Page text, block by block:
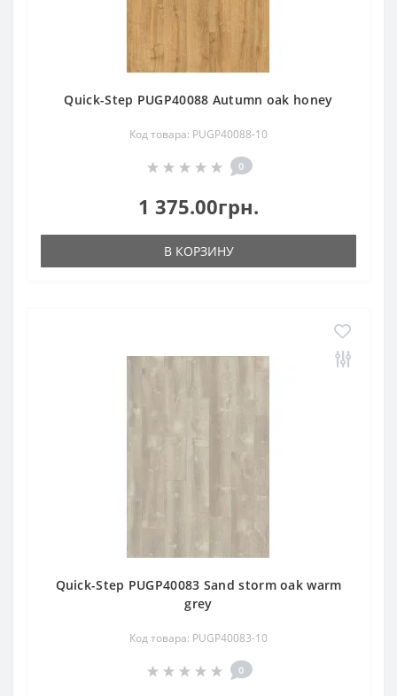
Quick-Step PUGP40088 Autumn oak honey
Код товара: PUGP40088-10
0
1 375.00грн.
В КОРЗИНУ
Quick-Step PUGP40083 Sand storm oak warm
grey
Код товара: PUGP40083-10
0